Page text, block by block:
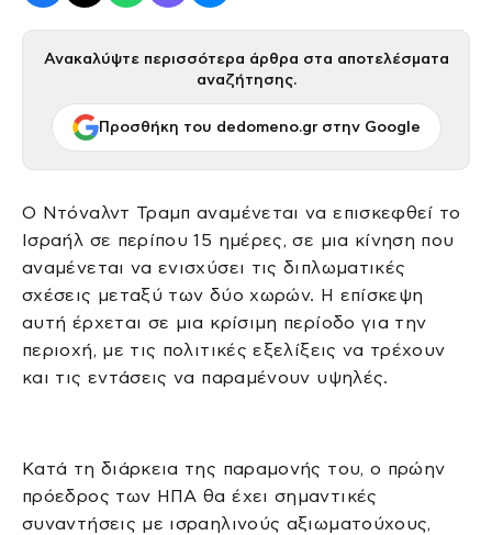
Ανακαλύψτε περισσότερα άρθρα στα αποτελέσματα
αναζήτησης.
Προσθήκη του dedomeno.gr στην Google
Ο Ντόναλντ Τραμπ αναμένεται να επισκεφθεί το
Ισραήλ σε περίπου 15 ημέρες, σε μια κίνηση που
αναμένεται να ενισχύσει τις διπλωματικές
σχέσεις μεταξύ των δύο χωρών. Η επίσκεψη
αυτή έρχεται σε μια κρίσιμη περίοδο για την
περιοχή, με τις πολιτικές εξελίξεις να τρέχουν
και τις εντάσεις να παραμένουν υψηλές.
Κατά τη διάρκεια της παραμονής του, ο πρώην
πρόεδρος των ΗΠΑ θα έχει σημαντικές
συναντήσεις με ισραηλινούς αξιωματούχους,